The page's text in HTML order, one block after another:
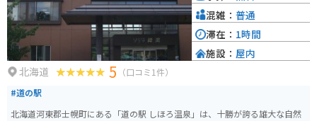
点在しており、美味しい水を汲むこともできます。
北海道 5 （口コミ1件）
#道の駅
北海道河東郡士幌町にある「道の駅 しほろ温泉」は、十勝が誇る雄大な自然
混雑： 普通
滞在： 1時間
施設： 屋内